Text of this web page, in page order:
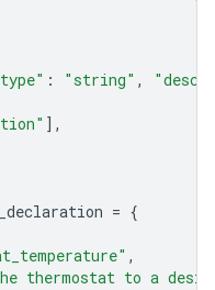
: "string" ,
],
= {
,
thermostat to a